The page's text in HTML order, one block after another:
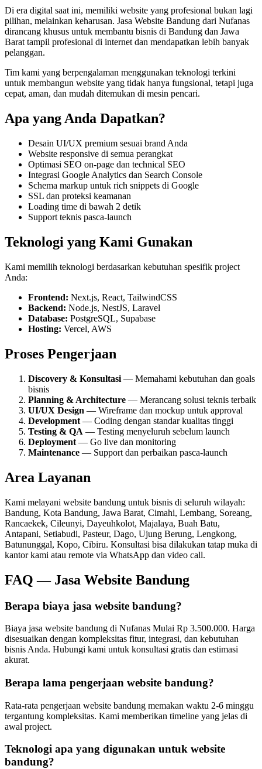
Di era digital saat ini, memiliki website yang profesional bukan lagi
pilihan, melainkan keharusan. Jasa Website Bandung dari Nufanas
dirancang khusus untuk membantu bisnis di Bandung dan Jawa
Barattampil profesional di internet dan mendapatkan lebih banyak
pelanggan.
Tim kami yang berpengalaman menggunakan teknologi terkini
untuk membangun website yang tidak hanya fungsional, tetapi juga
cepat, aman, dan mudah ditemukan di mesin pencari.
Apa yang Anda Dapatkan?
Desain UI/UX premium sesuai brand Anda
Website responsive di semua perangkat
Optimasi SEO on-page dan technical SEO
Integrasi Google Analytics dan Search Console
Schema markup untuk rich snippets di Google
SSL dan proteksi keamanan
Loading time di bawah 2 detik
Support teknis pasca-launch
Teknologi yang Kami Gunakan
Kami memilih teknologi berdasarkan kebutuhan spesifik project
Anda:
Frontend: Next.js, React, TailwindCSS
Backend: Node.js, NestJS, Laravel
Database: PostgreSQL, Supabase
Hosting: Vercel, AWS
Proses Pengerjaan
Discovery & Konsultasi — Memahami kebutuhan dan goals
bisnis
Planning & Architecture — Merancang solusi teknis terbaik
UI/UX Design — Wireframe dan mockup untuk approval
Development — Coding dengan standar kualitas tinggi
Testing & QA — Testing menyeluruh sebelum launch
Deployment — Go live dan monitoring
Maintenance — Support dan perbaikan pasca-launch
Area Layanan
Kami melayani website bandung untuk bisnis di seluruh wilayah:
Bandung, Kota Bandung, Jawa Barat, Cimahi, Lembang, Soreang,
Rancaekek, Cileunyi, Dayeuhkolot, Majalaya, Buah Batu,
Antapani, Setiabudi, Pasteur, Dago, Ujung Berung, Lengkong,
Batununggal, Kopo, Cibiru. Konsultasi bisa dilakukan tatap muka di
kantor kami atau remote via WhatsApp dan video call.
FAQ — Jasa Website Bandung
Berapa biaya jasa website bandung?
Biaya jasa website bandung di Nufanas Mulai Rp 3.500.000. Harga
disesuaikan dengan kompleksitas fitur, integrasi, dan kebutuhan
bisnis Anda. Hubungi kami untuk konsultasi gratis dan estimasi
akurat.
Berapa lama pengerjaan website bandung?
Rata-rata pengerjaan website bandung memakan waktu 2-6 minggu
tergantung kompleksitas. Kami memberikan timeline yang jelas di
awal project.
Teknologi apa yang digunakan untuk website
bandung?